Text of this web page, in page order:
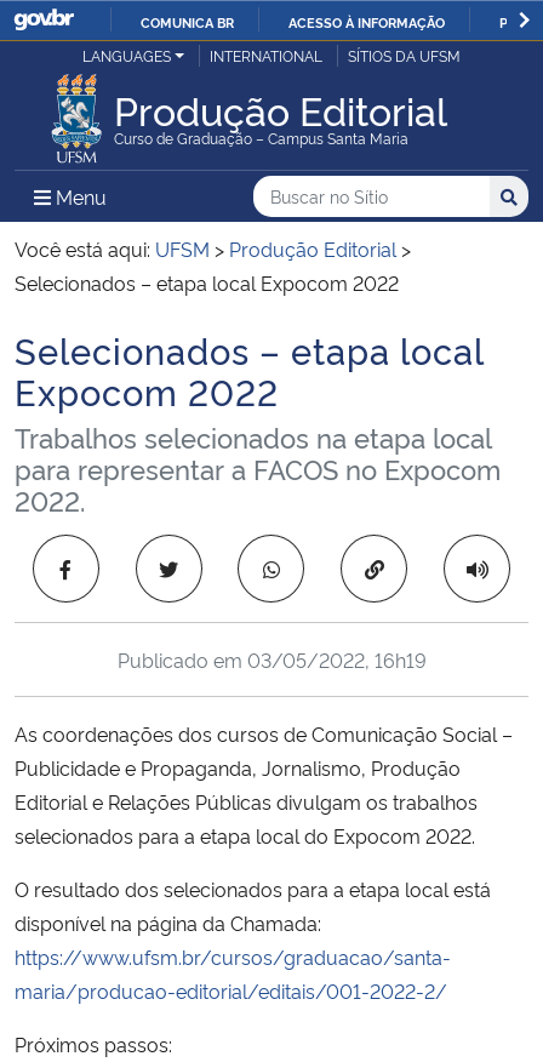
IR
O
COMUNICA BR ACESSO À INFORMAÇÃO
Ministério da Justiça e Segurança Pública
Ministério da Defesa
Ministério das Relações Exteriores
Ministério da Infraestrutura
Ministério da Agricultura, Pecuária e Abastecimento
Ministério da Educação
Ministério da Cidadania
Ministério da Saúde
Ministério de Minas e Energia
Ministério do Meio Ambiente
Ministério do Turismo
Ministério do Desenvolvimento Regional
LANGUAGES INTERNATIONAL SÍTIOS DA UFSM
Produção Editorial
Curso de Graduação – Campus Santa Maria
Menu Menu Principal do Sítio
Busca
Buscar no no Sítio
Busca:
Você está aqui: UFSM > Produção Editorial >
Selecionados – etapa local Expocom 2022
Início do conteúdo
Selecionados – etapa local
Expocom 2022
Trabalhos selecionados na etapa local
para representar a FACOS no Expocom
2022.
Copiar para área
Publicado em 03/05/2022, 16h19
As coordenações dos cursos de Comunicação Social –
Publicidade e Propaganda, Jornalismo, Produção
Editorial e Relações Públicas divulgam os trabalhos
selecionados para a etapa local do Expocom 2022.
O resultado dos selecionados para a etapa local está
disponível na página da Chamada:
https://www.ufsm.br/cursos/graduacao/santa-
maria/producao-editorial/editais/001-2022-2/
Próximos passos: